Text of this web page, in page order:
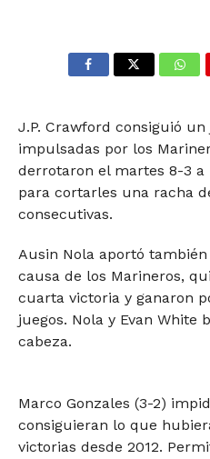
J.P. Crawford consiguió
impulsadas por los
derrotaron el martes 8-3 a
para cortarles una racha
consecutivas.
Ausin Nola aportó
causa de los Marineros,
cuarta victoria y ganaron
juegos. Nola y Evan White
cabeza.
Marco Gonzales (3-2)
consiguieran lo que
victorias desde 2012.